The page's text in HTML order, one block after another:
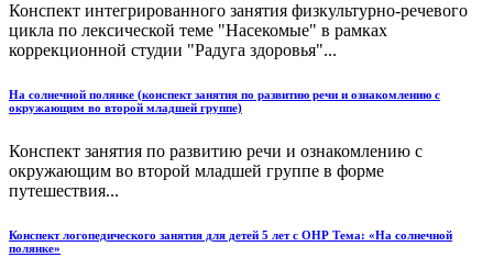
Конспект интегрированного занятия физкультурно-речевого
цикла по лексической теме "Насекомые" в рамках
коррекционной студии "Радуга здоровья"...
На солнечной полянке (конспект занятия по развитию речи и ознакомлению с
окружающим во второй младшей группе)
Конспект занятия по развитию речи и ознакомлению с
окружающим во второй младшей группе в форме
путешествия...
Конспект логопедического занятия для детей 5 лет с ОНР Тема: «На солнечной
полянке»